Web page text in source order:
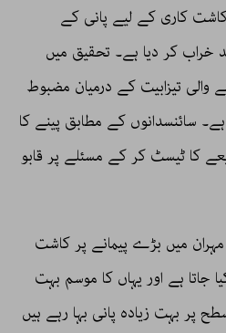
کاری کے لیے پانی کے
خراب کر دیا ہے۔ تحقیق میں
والی تیزابیت کے درمیان مضبوط
ہے۔ سائنسدانوں کے مطابق پینے کا
کا ٹیسٹ کر کے مسئلے پر قابو
میں بڑے پیمانے پر کاشت
جاتا ہے اور یہاں کا موسم بہت
پر بہت زیادہ پانی بہا رہے ہیں